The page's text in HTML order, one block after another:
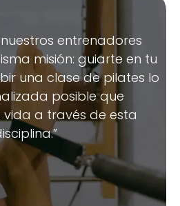
entrenadores
misión: guiarte en tu
una clase de pilates lo
posible que
a través de esta